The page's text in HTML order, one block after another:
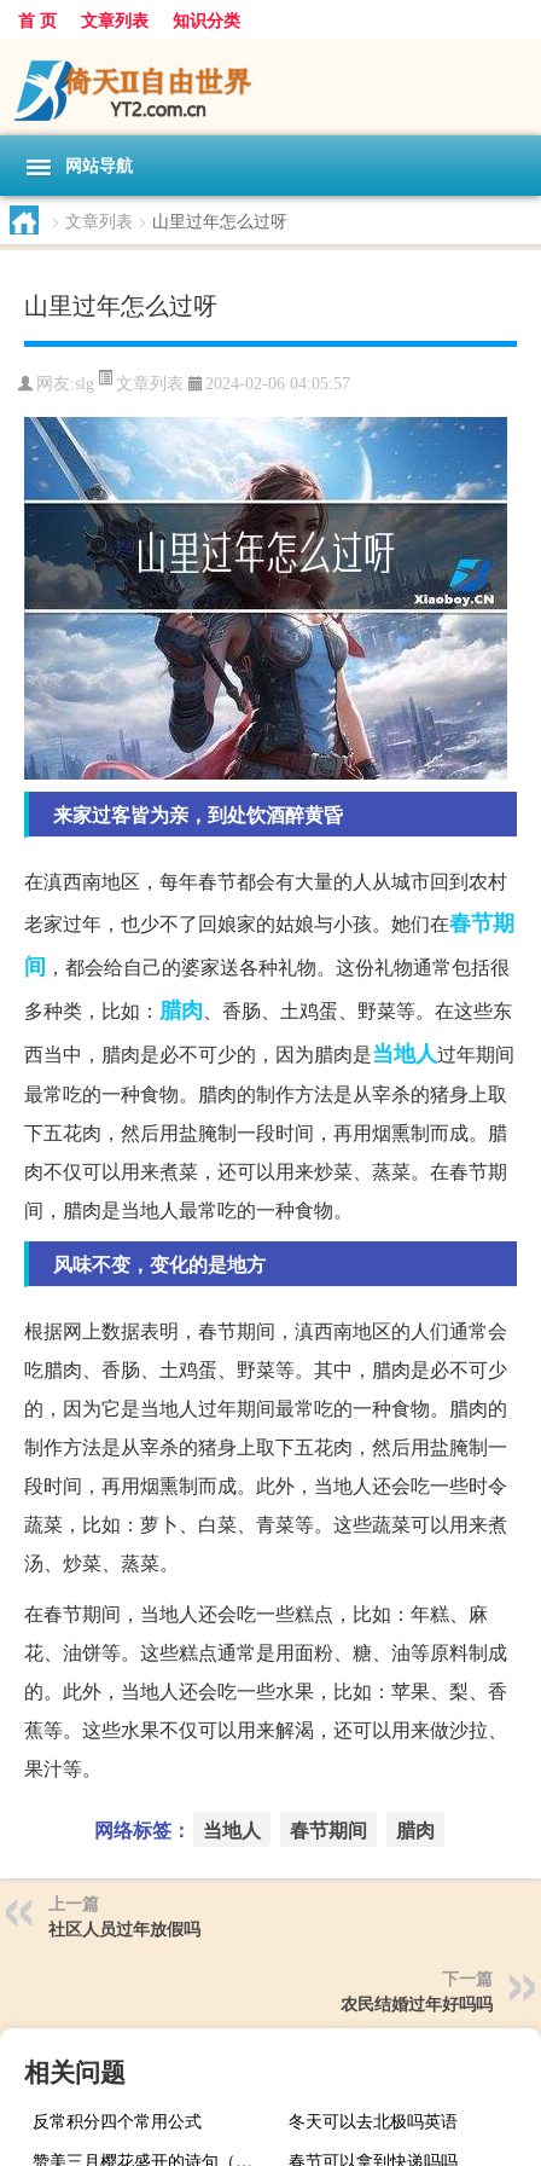
首 页 文章列表 知识分类
网站导航
> 文章列表 > 山里过年怎么过呀
山里过年怎么过呀
网友:slg 文章列表 2024-02-06 04:05:57
来家过客皆为亲，到处饮酒醉黄昏
在滇西南地区，每年春节都会有大量的人从城市回到农村
老家过年，也少不了回娘家的姑娘与小孩。她们在春节期
间 ，都会给自己的婆家送各种礼物。这份礼物通常包括很
多种类，比如： 腊肉、香肠、土鸡蛋、野菜等。在这些东
西当中，腊肉是必不可少的，因为腊肉是当地人过年期间
最常吃的一种食物。腊肉的制作方法是从宰杀的猪身上取
下五花肉，然后用盐腌制一段时间，再用烟熏制而成。腊
肉不仅可以用来煮菜，还可以用来炒菜、蒸菜。在春节期
间，腊肉是当地人最常吃的一种食物。
风味不变，变化的是地方
根据网上数据表明，春节期间，滇西南地区的人们通常会
吃腊肉、香肠、土鸡蛋、野菜等。其中，腊肉是必不可少
的，因为它是当地人过年期间最常吃的一种食物。腊肉的
制作方法是从宰杀的猪身上取下五花肉，然后用盐腌制一
段时间，再用烟熏制而成。此外，当地人还会吃一些时令
蔬菜，比如：萝卜、白菜、青菜等。这些蔬菜可以用来煮
汤、炒菜、蒸菜。
在春节期间，当地人还会吃一些糕点，比如：年糕、麻
花、油饼等。这些糕点通常是用面粉、糖、油等原料制成
的。此外，当地人还会吃一些水果，比如：苹果、梨、香
蕉等。这些水果不仅可以用来解渴，还可以用来做沙拉、
果汁等。
网络标签： 当地人 春节期间 腊肉
上一篇
社区人员过年放假吗
下一篇
农民结婚过年好吗吗
相关问题
反常积分四个常用公式
冬天可以去北极吗英语
赞美三月樱花盛开的诗句（三月樱花诗句）
春节可以拿到快递吗吗